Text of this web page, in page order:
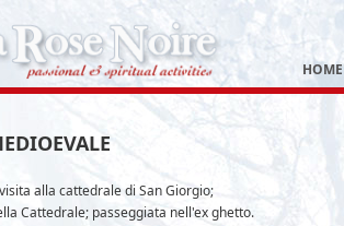
HOME
alla cattedrale di San Giorgio;
Cattedrale; passeggiata nell'ex ghetto.